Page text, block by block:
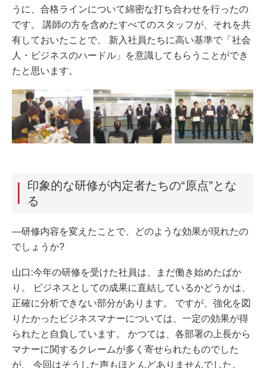
うに、合格ラインについて綿密な打ち合わせを行ったの
です。 講師の方を含めたすべてのスタッフが、それを共
有しておいたことで、 新入社員たちに高い基準で「社会
人・ビジネスのハードル」を意識してもらうことができ
たと思います。
印象的な研修が内定者たちの“原点”とな
る
―研修内容を変えたことで、どのような効果が現れたの
でしょうか?
山口:今年の研修を受けた社員は、まだ働き始めたばか
り。 ビジネスとしての成果に直結しているかどうかは、
正確に分析できない部分があります。 ですが、強化を図
りたかったビジネスマナーについては、一定の効果が得
られたと自負しています。 かつては、各部署の上長から
マナーに関するクレームが多く寄せられたものでした
が、 今回はそうした声もほとんどありませんでした。